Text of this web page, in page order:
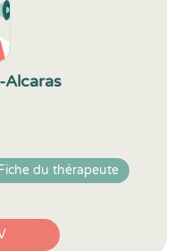
Alcaras
Fiche du thérapeute